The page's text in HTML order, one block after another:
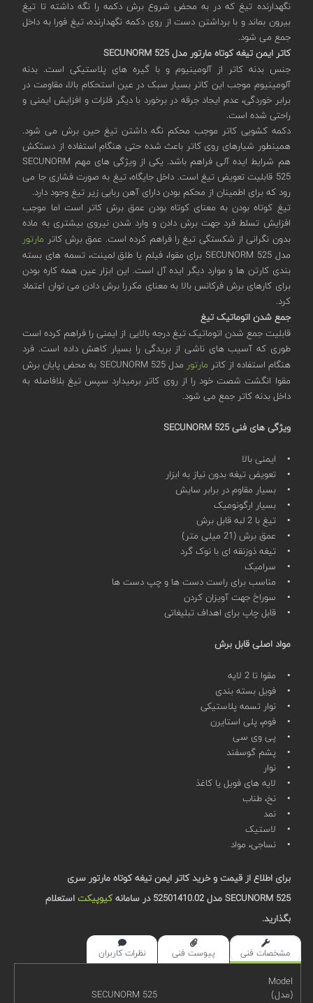
نگهدارنده تیغ که در به محض شروع برش دکمه را نگه داشته تا تیغ
بیرون بماند و با برداشتن دست از روی دکمه نگهدارنده، تیغ فورا به داخل
جمع می شود.
کاتر ایمن تیغه کوتاه مارتور مدل SECUNORM 525
جنس بدنه کاتر از آلومینیوم و با گیره های پلاستیکی است. بدنه
آلومینیوم موجب این کاتر بسیار سبک در عین استحکام بالا، مقاومت در
برابر خوردگی، عدم ایجاد جرقه در برخورد با دیگر فلزات و افزایش ایمنی و
راحتی شده است.
دکمه کشویی کاتر موجب محکم نگه داشتن تیغ حین برش می شود.
همینطور شیارهای روی کاتر باعث شده حتی هنگام استفاده از دستکش
هم شرایط ایده آلی فراهم باشد. یکی از ویژگی های مهم SECUNORM
525 قابلیت تعویض تیغ است. داخل جایگاه، تیغ به صورت فشاری جا می
رود که برای اطمینان از محکم بودن دارای آهن ربایی زیر تیغ وجود دارد.
تیغ کوتاه بودن به معنای کوتاه بودن عمق برش کاتر است اما موجب
افزایش تسلط فرد جهت برش دادن و وارد شدن نیروی بیشتری به ماده
بدون نگرانی از شکستگی تیغ را فراهم کرده است. عمق برش کاتر مارتور
مدل SECUNORM 525 برای مقوا، فیلم یا طلق لمینت، تسمه های بسته
بندی کارتن ها و موارد دیگر ایده آل است. این ابزار عین همه کاره بودن
برای کارهای برش فرکانس بالا به معنای مکررا برش دادن می توان اعتماد
کرد.
جمع شدن اتوماتیک تیغ
قابلیت جمع شدن اتوماتیک تیغ درجه بالایی از ایمنی را فراهم کرده است
طوری که آسیب های ناشی از بریدگی را بسیار کاهش داده است. فرد
هنگام استفاده از کاتر مارتور
مدل SECUNORM 525 به محض پایان برش
مقوا انگشت شصت خود را از روی کاتر برمیدارد سپس تیغ بلافاصله به
داخل بدنه کاتر جمع می شود.
ویژگی های فنی SECUNORM 525
• ایمنی بالا
• تعویض تیغه بدون نیاز به ابزار
• بسیار مقاوم در برابر سایش
• بسیار ارگونومیک
• تیغ با 2 لبه قابل برش
• عمق برش (21 میلی متر)
• تیغه ذوزنقه ای با نوک گرد
• سرامیک
• مناسب برای راست دست ها و چپ دست ها
• سوراخ جهت آویزان کردن
• قابل چاپ برای اهداف تبلیغاتی
مواد اصلی قابل برش
• مقوا تا 2 لایه
• فویل بسته بندی
• نوار تسمه پلاستیکی
• فوم، پلی استایرن
• پی وی سی
• پشم گوسفند
• نوار
• لایه های فویل یا کاغذ
• نخ، طناب
• نمد
• لاستیک
• نساجی، مواد
برای اطلاع از قیمت و خرید کاتر ایمن تیغه کوتاه مارتور سری
SECUNORM 525 مدل 52501410.02 در سامانه
کیوپیکتاستعلام
بگذارید.
مشخصات فنی پیوست فنی نظرات کاربران
Model
(مدل)
SECUNORM 525